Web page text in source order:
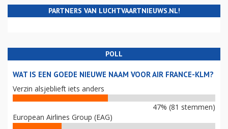
PARTNERS VAN LUCHTVAARTNIEUWS.NL!
POLL
WAT IS EEN GOEDE NIEUWE NAAM VOOR AIR FRANCE-KLM?
Verzin alsjeblieft iets anders
47% (81 stemmen)
European Airlines Group (EAG)